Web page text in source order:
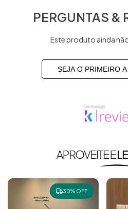
PERGUNTAS &
Este produto ainda
SEJA O PRIMEIRO
Produtos
30% OFF